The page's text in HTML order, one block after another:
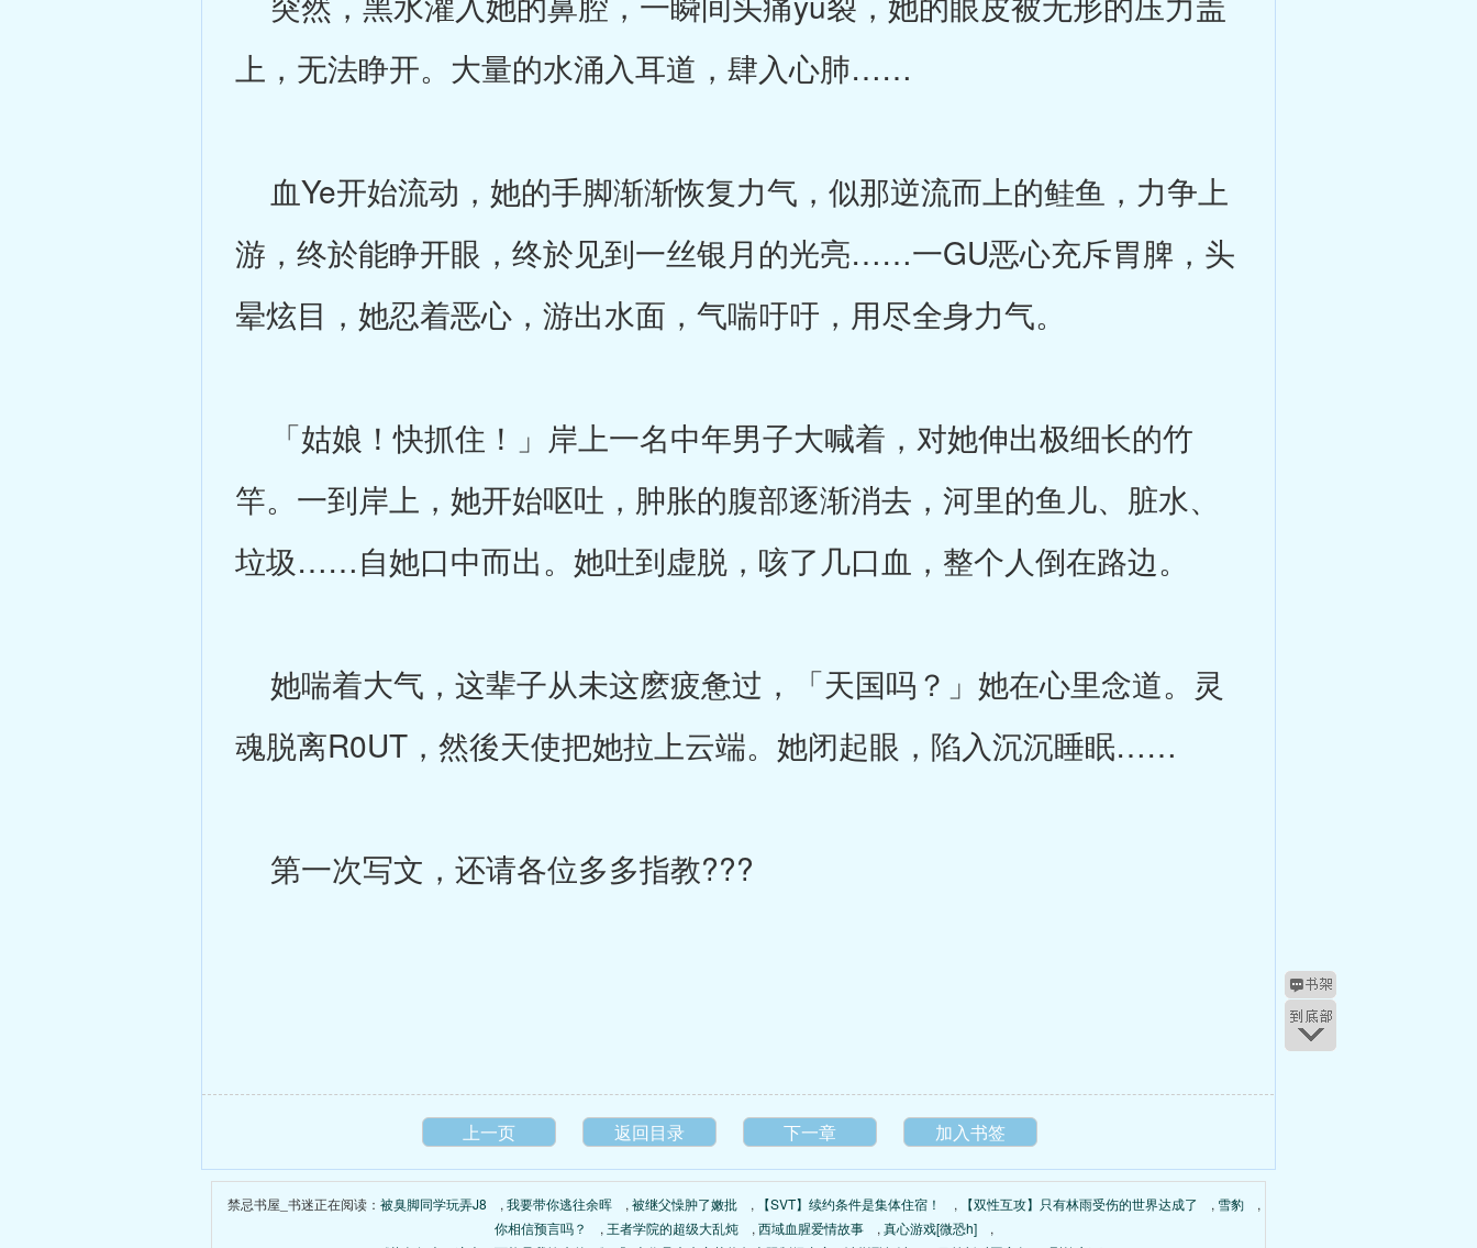
上，无法睁开。大量的水涌入耳道，肆入心肺……
血Ye开始流动，她的手脚渐渐恢复力气，似那逆流而上的鲑鱼，力争上
游，终於能睁开眼，终於见到一丝银月的光亮……一GU恶心充斥胃脾，头
晕炫目，她忍着恶心，游出水面，气喘吁吁，用尽全身力气。
「姑娘！快抓住！」岸上一名中年男子大喊着，对她伸出极细长的竹
竿。一到岸上，她开始呕吐，肿胀的腹部逐渐消去，河里的鱼儿、脏水、
垃圾……自她口中而出。她吐到虚脱，咳了几口血，整个人倒在路边。
她喘着大气，这辈子从未这麽疲惫过，「天国吗？」她在心里念道。灵
魂脱离R0UT，然後天使把她拉上云端。她闭起眼，陷入沉沉睡眠……
第一次写文，还请各位多多指教???
上一页 返回目录 下一章 加入书签
禁忌书屋_书迷正在阅读： 被臭脚同学玩弄J8 , 我要带你逃往余晖 , 被继父懆肿了嫩批 , 【SVT】续约条件是集体住宿！ , 【双性互攻】只有林雨受伤的世界达成了 , 雪豹
,
你相信预言吗？
, 王者学院的超级大乱炖 , 西域血腥爱情故事 , 真心游戏[微恐h]
,